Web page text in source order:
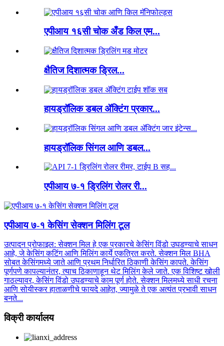
एपीआय १६सी चोक अँड किल एम...
क्षैतिज दिशात्मक ड्रिल...
हायड्रॉलिक डबल ॲक्टिंग प्रकार...
हायड्रॉलिक सिंगल आणि डबल...
एपीआय ७-१ ड्रिलिंग रोलर री...
एपीआय ७-१ केसिंग सेक्शन मिलिंग टूल
उत्पादन प्रोफाइल: सेक्शन मिल हे एक प्रकारचे केसिंग विंडो उघडण्याचे साधन
आहे, जे केसिंग कटिंग आणि मिलिंग कार्ये एकत्रित करते. सेक्शन मिल BHA
सोबत केसिंगमध्ये जाते आणि प्रथम निर्धारित ठिकाणी केसिंग कापते. केसिंग
पूर्णपणे कापल्यानंतर, त्याच ठिकाणाहून थेट मिलिंग केले जाते. एक विशिष्ट खोली
गाठल्यावर, केसिंग विंडो उघडण्याचे काम पूर्ण होते. सेक्शन मिलमध्ये साधी रचना
आणि सोयीस्कर हाताळणीचे फायदे आहेत, ज्यामुळे ते एक अत्यंत प्रभावी साधन
बनते...
विक्री कार्यालय